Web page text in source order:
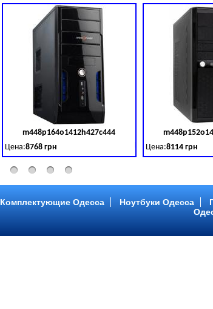
m448p164o1412h427c444
Цена:8768 грн Код товара:379028
Intel Core ™ i3 2 ядра 3.50GHz,ОЗУ: 2 GB, DDR 3 (1600
Цена:8114 грн
Intel Core ™ i3 2
Комплектующие Одесса Ноутбуки Одесса